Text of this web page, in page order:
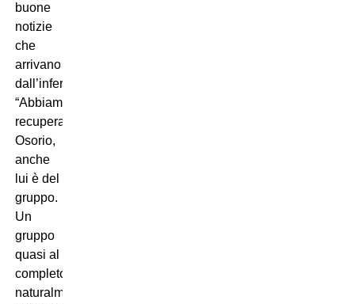
buone
notizie
che
arrivano
dall’infermeria:
“Abbiamo
recuperato
Osorio,
anche
lui è del
gruppo.
Un
gruppo
quasi al
completo,
naturalmente